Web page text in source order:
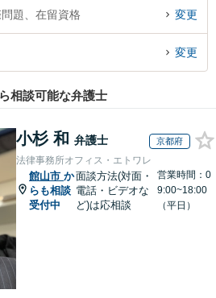
題、在留資格 変更
変更
相談可能な弁護士
小杉 和 弁護士 京都府
法律事務所オフィス・エトワレ
館山市 か
らも相談
受付中
面談方法(対面・
電話・ビデオな
ど)は応相談
営業時間：0
9:00~18:00
（平日）